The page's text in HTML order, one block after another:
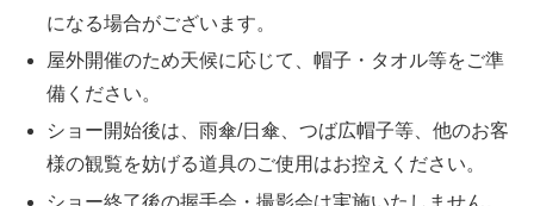
になる場合がございます。
屋外開催のため天候に応じて、帽子・タオル等をご準
備ください。
ショー開始後は、雨傘/日傘、つば広帽子等、他のお客
様の観覧を妨げる道具のご使用はお控えください。
ショー終了後の握手会・撮影会は実施いたしません。